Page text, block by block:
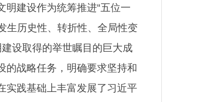
建设作为统筹推进“五位一
生历史性、转折性、全局性变
设取得的举世瞩目的巨大成
的战略任务，明确要求坚持和
实践基础上丰富发展了习近平